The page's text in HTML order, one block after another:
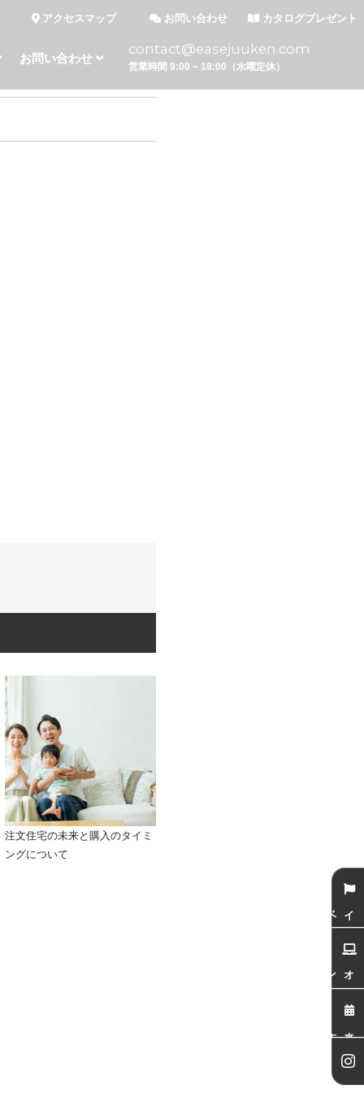
アクセスマップ お問い合わせ カタログプレゼント
お問い合わせ
contact@easejuuken.com
営業時間 9:00 ~ 18:00（水曜定休）
注文住宅の未来と購入のタイミ
ングについて